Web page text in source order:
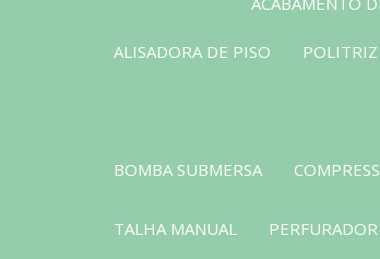
ALISADORA DE PISO
BOMBA SUBMERSA
TALHA MANUAL